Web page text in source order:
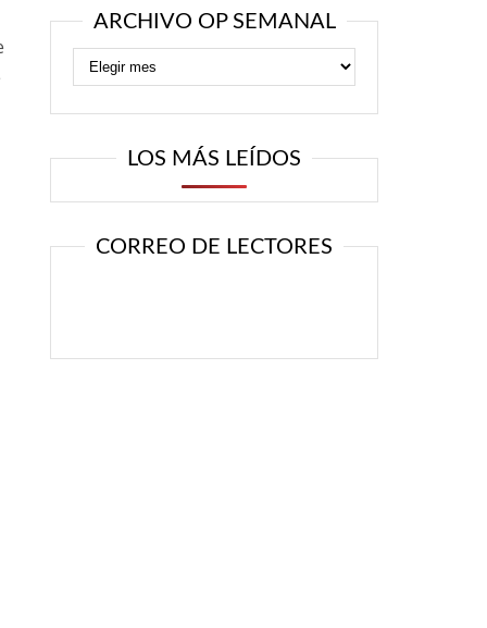
ARCHIVO OP SEMANAL
LOS MÁS LEÍDOS
CORREO DE LECTORES